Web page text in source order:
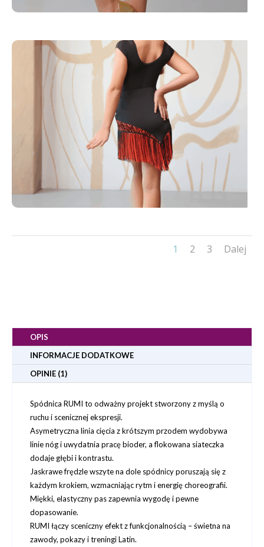
1 2 3 Dalej
OPIS
INFORMACJE DODATKOWE
OPINIE (1)
Spódnica RUMI to odważny projekt stworzony z myślą o
ruchu i scenicznej ekspresji.
Asymetryczna linia cięcia z krótszym przodem wydobywa
linie nóg i uwydatnia pracę bioder, a flokowana siateczka
dodaje głębi i kontrastu.
Jaskrawe frędzle wszyte na dole spódnicy poruszają się z
każdym krokiem, wzmacniając rytm i energię choreografii.
Miękki, elastyczny pas zapewnia wygodę i pewne
dopasowanie.
RUMI łączy sceniczny efekt z funkcjonalnością – świetna na
zawody, pokazy i treningi Latin.